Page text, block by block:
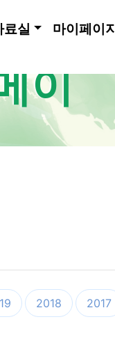
료실 마이페이지
이
2018 2017